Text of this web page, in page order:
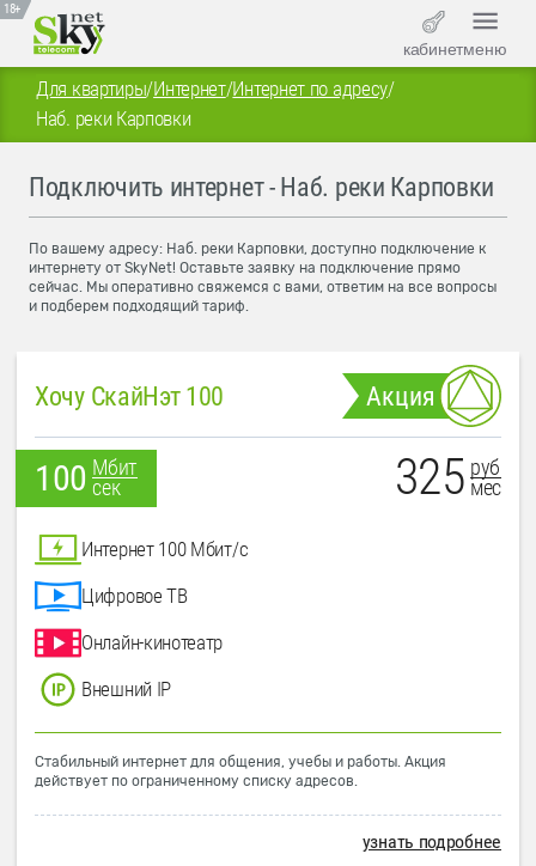
18+
кабинетменю
Для квартиры/Интернет/Интернет по адресу/
Наб. реки Карповки
Подключить интернет - Наб. реки Карповки
По вашему адресу: Наб. реки Карповки, доступно подключение к
интернету от SkyNet! Оставьте заявку на подключение прямо
сейчас. Мы оперативно свяжемся с вами, ответим на все вопросы
и подберем подходящий тариф.
Хочу СкайНэт 100 Акция
100 Мбит
сек
325 руб
мес
Интернет 100 Мбит/с
Цифровое ТВ
Онлайн-кинотеатр
Внешний IP
Стабильный интернет для общения, учебы и работы. Акция
действует по ограниченному списку адресов.
узнать подробнее